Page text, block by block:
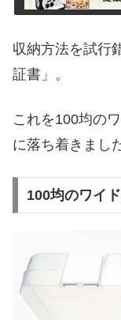
収納方法を試行
証書」。
これを100均の
に落ち着きまし
100均のワイ